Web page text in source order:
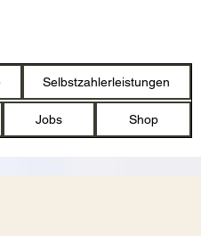
Selbstzahlerleistungen
Jobs Shop